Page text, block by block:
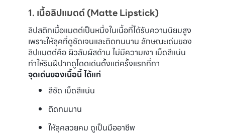
1. เนื้อลิปแมตต์ (Matte Lipstick)
ลิปสติกเนื้อแมตต์เป็นหนึ่งในเนื้อที่ได้รับความนิยมสูง
เพราะให้ลุคที่ดูชัดเจนและติดทนนาน ลักษณะเด่นของ
ลิปแมตต์คือ ผิวสัมผัสด้าน ไม่มีความเงา เม็ดสีแน่น
ทำให้ริมฝีปากดูโดดเด่นตั้งแต่ครั้งแรกที่ทา
จุดเด่นของเนื้อนี้ ได้แก่
สีชัด เม็ดสีแน่น
ติดทนนาน
ให้ลุคสวยคม ดูเป็นมืออาชีพ